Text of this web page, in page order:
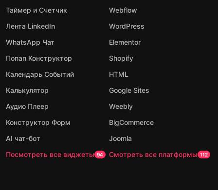
Таймер и Счетчик
Лента LinkedIn
WhatsApp Чат
Попап Конструктор
Календарь Событий
Калькулятор
Аудио Плеер
Конструктор Форм
AI чат-бот
Посмотреть все виджеты 94
Webflow
WordPress
Elementor
Shopify
HTML
Google Sites
Weebly
BigCommerce
Joomla
Смотреть все платформы 112